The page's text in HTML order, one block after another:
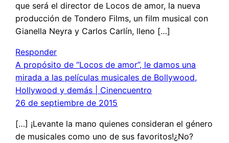
que será el director de Locos de amor, la nueva
producción de Tondero Films, un film musical con
Gianella Neyra y Carlos Carlín, lleno […]
Responder
A propósito de “Locos de amor”, le damos una
mirada a las películas musicales de Bollywood,
Hollywood y demás | Cinencuentro
26 de septiembre de 2015
[…] ¡Levante la mano quienes consideran el género
de musicales como uno de sus favoritos!¿No?